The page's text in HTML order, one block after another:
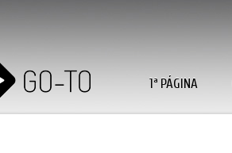
1ª PÁGINA